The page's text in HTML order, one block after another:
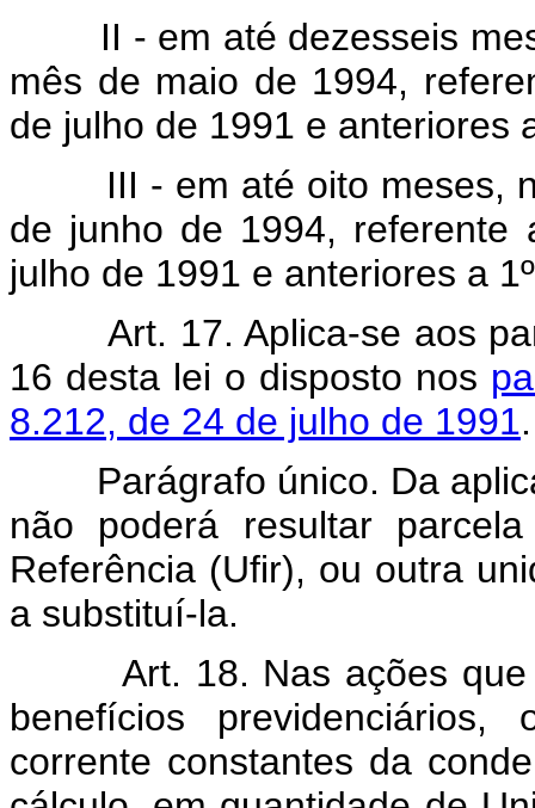
II - em até dezesseis
mês de maio de 1994,
de julho de 1991 e anteriores
III - em até oito meses,
de junho de 1994, referente
julho de 1991 e anteriores a
Art. 17. Aplica-se aos
16 desta lei o disposto nos
8.212, de 24 de julho de 1991.
Parágrafo único. Da
não poderá resultar
Referência (Ufir), ou outra
a substituí-la.
Art. 18. Nas ações
benefícios
corrente constantes da